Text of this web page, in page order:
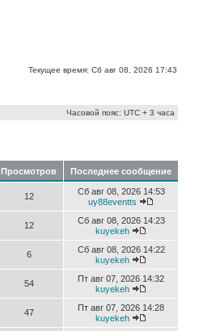
Текущее время: Сб авг 08, 2026 17:43
Часовой пояс: UTC + 3 часа
Просмотров Последнее сообщение
12
Сб авг 08, 2026 14:53
uy88eventts
12
Сб авг 08, 2026 14:23
kuyekeh
6
Сб авг 08, 2026 14:22
kuyekeh
54
Пт авг 07, 2026 14:32
kuyekeh
47
Пт авг 07, 2026 14:28
kuyekeh